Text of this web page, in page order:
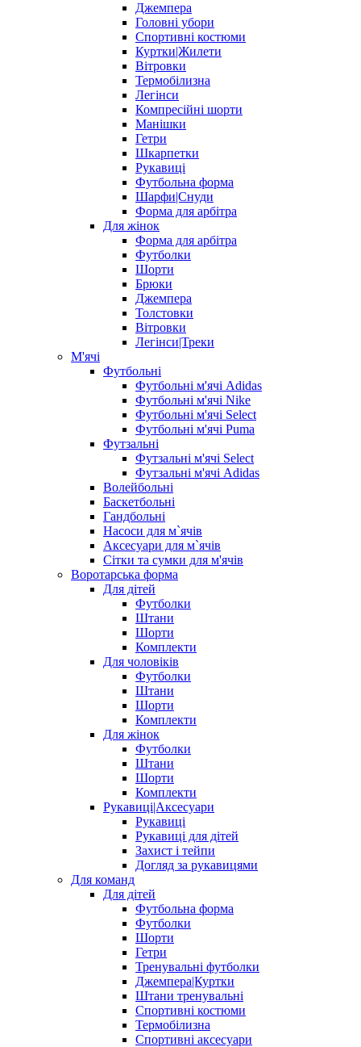
Джемпера
Головні убори
Спортивні костюми
Куртки|Жилети
Вітровки
Термобілизна
Легінси
Компресійні шорти
Манішки
Гетри
Шкарпетки
Рукавиці
Футбольна форма
Шарфи|Снуди
Форма для арбітра
Для жінок
Форма для арбітра
Футболки
Шорти
Брюки
Джемпера
Толстовки
Вітровки
Легінси|Треки
М'ячі
Футбольні
Футбольні м'ячі Adidas
Футбольні м'ячі Nike
Футбольні м'ячі Select
Футбольні м'ячі Puma
Футзальні
Футзальні м'ячі Select
Футзальні м'ячі Adidas
Волейбольні
Баскетбольні
Гандбольні
Насоси для м`ячів
Аксесуари для м`ячів
Сітки та сумки для м'ячів
Воротарська форма
Для дітей
Футболки
Штани
Шорти
Комплекти
Для чоловіків
Футболки
Штани
Шорти
Комплекти
Для жінок
Футболки
Штани
Шорти
Комплекти
Рукавиці|Аксесуари
Рукавиці
Рукавиці для дітей
Захист і тейпи
Догляд за рукавицями
Для команд
Для дітей
Футбольна форма
Футболки
Шорти
Гетри
Тренувальні футболки
Джемпера|Куртки
Штани тренувальні
Спортивні костюми
Термобілизна
Спортивні аксесуари